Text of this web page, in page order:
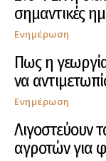
σημαντικές
Ενημέρωση
Πως η
να
Ενημέρωση
Λιγοστεύουν
αγροτών για